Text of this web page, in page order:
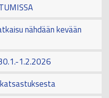
nähdään kevään
1.2.2026